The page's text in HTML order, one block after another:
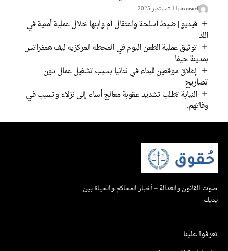
mansorf 11 בسبتمبر 2025
فيديو | ضبط أسلحة واعتقال أم وابنها خلال عملية أمنية في
اللد
توثيق عملية الطعن اليوم في المحطه المركزيه ليف همفراتس
بمدينة حيفا
إغلاق موقعين للبناء في نتانيا بسبب تشغيل عمال دون
تصاريح
النيابة تطلب تشديد عقوبة معالج أساء إلى نزلاء وتسبب في
وفاتهم.
صوت القانون والعدالة – أخبار المحاكم والحياة بين
يديك
تعرفوا علينا